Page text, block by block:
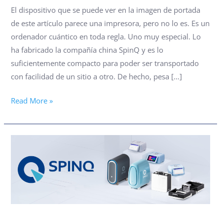
El dispositivo que se puede ver en la imagen de portada
de este artículo parece una impresora, pero no lo es. Es un
ordenador cuántico en toda regla. Uno muy especial. Lo
ha fabricado la compañía china SpinQ y es lo
suficientemente compacto para poder ser transportado
con facilidad de un sitio a otro. De hecho, pesa […]
GRANDES
MÁQUINAS
IBM
Google
Read More »
ORDENADOR
CUÁNTICO